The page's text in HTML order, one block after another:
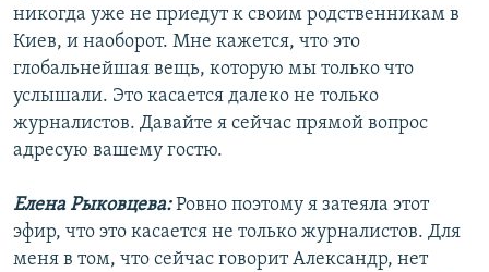
никогда уже не приедут к своим родственникам в
Киев, и наоборот. Мне кажется, что это
глобальнейшая вещь, которую мы только что
услышали. Это касается далеко не только
журналистов. Давайте я сейчас прямой вопрос
адресую вашему гостю.
Елена Рыковцева:Ровно поэтому я затеяла этот
эфир, что это касается не только журналистов. Для
меня в том, что сейчас говорит Александр, нет